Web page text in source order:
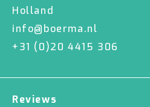
Holland
info@boerma.nl
+31 (0)20 4415 306
Reviews